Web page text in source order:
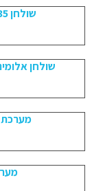
שולחן 1.35 נפתח ל 2.70 + 4 כסאות אלומיניום
שולחן אלומיניום דגם
מערכת